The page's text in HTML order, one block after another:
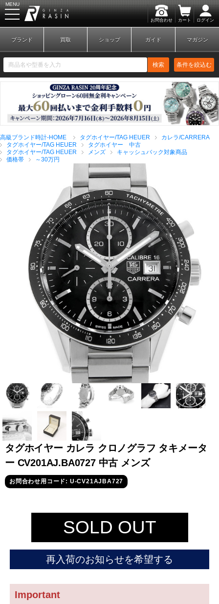
お問合わせ カート ログイン
MENU
新規会員登録 ログイン
ブランドから探す
全てのブランドを見
る
ロレックス
パテック
フィリップ
オーデマピゲ ウブロ カルティエ
グランド
セイコー
コンスタンタン
チューダー
商品の状態から探す
ブランド 買取 ショップ ガイド マガジン
検索 条件を絞込む
高級ブランド時計-HOME タグホイヤー/TAG HEUER
カレラ/CARRERA
タグホイヤー/TAG HEUER
タグホイヤー 中古
タグホイヤー/TAG HEUER
メンズ
キャッシュバック対象商品
価格帯
～30万円
タグホイヤー カレラ クロノグラフ タキメータ
ー CV201AJ.BA0727 中古 メンズ
お問合わせ用コード: U-CV21AJBA727
SOLD OUT
再入荷のお知らせを希望する
Important